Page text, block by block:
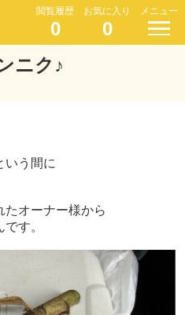
閲覧履歴
0
お気に入り
0
メニュー
ニク♪
いう間に
たオーナー様から
す。